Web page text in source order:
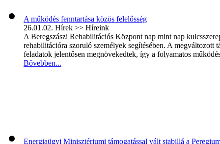
A működés fenntartása közös felelősség
26.01.02. Hírek >> Híreink
A Beregszászi Rehabilitációs Központ nap mint nap
rehabilitációra szoruló személyek segítésében. A megváltozott
feladatok jelentősen megnövekedtek, így a folyamatos
Bővebben...
Energiaügyi Minisztériumi támogatással vált stabillá a